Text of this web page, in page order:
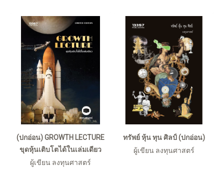
(ปกอ่อน) GROWTH LECTURE
ขุดหุ้นเติบโตได้ในเล่มเดียว
ผู้เขียน ลงทุนศาสตร์
ทรัพย์ หุ้น ทุน ศิลป์ (ปกอ่อน)
ผู้เขียน ลงทุนศาสตร์